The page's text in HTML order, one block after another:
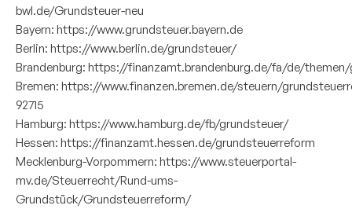
bwl.de/Grundsteuer-neu
Bayern: https://www.grundsteuer.bayern.de
Berlin: https://www.berlin.de/grundsteuer/
Brandenburg: https://finanzamt.brandenburg.de/fa/de/
Bremen: https://www.finanzen.bremen.de/steuern/
92715
Hamburg: https://www.hamburg.de/fb/grundsteuer/
Hessen: https://finanzamt.hessen.de/grundsteuerreform
Mecklenburg-Vorpommern: https://www.steuerportal-
mv.de/Steuerrecht/Rund-ums-
Grundstück/Grundsteuerreform/